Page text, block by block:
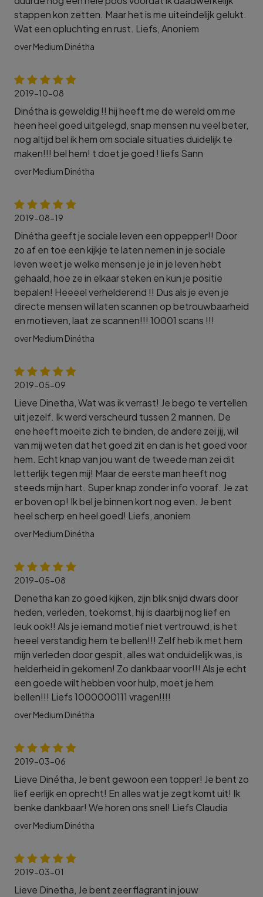
stappen kon zetten. Maar het is me uiteindelijk gelukt.
Wat een opluchting en rust. Liefs, Anoniem
over Medium Dinétha
2019-10-08
Dinétha is geweldig !! hij heeft me de wereld om me
heen heel goed uitgelegd, snap mensen nu veel beter,
nog altijd bel ik hem om sociale situaties duidelijk te
maken!!! bel hem! t doet je goed ! liefs Sann
over Medium Dinétha
2019-08-19
Dinétha geeft je sociale leven een oppepper!! Door
zo af en toe een kijkje te laten nemen in je sociale
leven weet je welke mensen je je in je leven hebt
gehaald, hoe ze in elkaar steken en kun je positie
bepalen! Heeeel verhelderend !! Dus als je even je
directe mensen wil laten scannen op betrouwbaarheid
en motieven, laat ze scannen!!! 10001 scans !!!
over Medium Dinétha
2019-05-09
Lieve Dinetha, Wat was ik verrast! Je bego te vertellen
uit jezelf. Ik werd verscheurd tussen 2 mannen. De
ene heeft moeite zich te binden, de andere zei jij, wil
van mij weten dat het goed zit en dan is het goed voor
hem. Echt knap van jou want de tweede man zei dit
letterlijk tegen mij! Maar de eerste man heeft nog
steeds mijn hart. Super knap zonder info vooraf. Je zat
er boven op! Ik bel je binnen kort nog even. Je bent
heel scherp en heel goed! Liefs, anoniem
over Medium Dinétha
2019-05-08
Denetha kan zo goed kijken, zijn blik snijd dwars door
heden, verleden, toekomst, hij is daarbij nog lief en
leuk ook!! Als je iemand motief niet vertrouwd, is het
heeel verstandig hem te bellen!!! Zelf heb ik met hem
mijn verleden door gespit, alles wat onduidelijk was, is
helderheid in gekomen! Zo dankbaar voor!!! Als je echt
een goede wilt hebben voor hulp, moet je hem
bellen!!! Liefs 1000000111 vragen!!!!
over Medium Dinétha
2019-03-06
Lieve Dinétha, Je bent gewoon een topper! Je bent zo
lief eerlijk en oprecht! En alles wat je zegt komt uit! Ik
benke dankbaar! We horen ons snel! Liefs Claudia
over Medium Dinétha
2019-03-01
Lieve Dinetha, Je bent zeer flagrant in jouw